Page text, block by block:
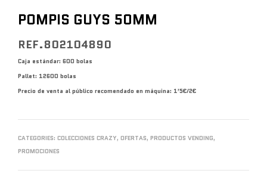
POMPIS GUYS 50MM
REF.802104890
Caja estándar: 600 bolas
Pallet: 12600 bolas
Precio de venta al público recomendado en máquina: 1’5€/2€
CATEGORIES: COLECCIONES CRAZY, OFERTAS, PRODUCTOS VENDING,
PROMOCIONES